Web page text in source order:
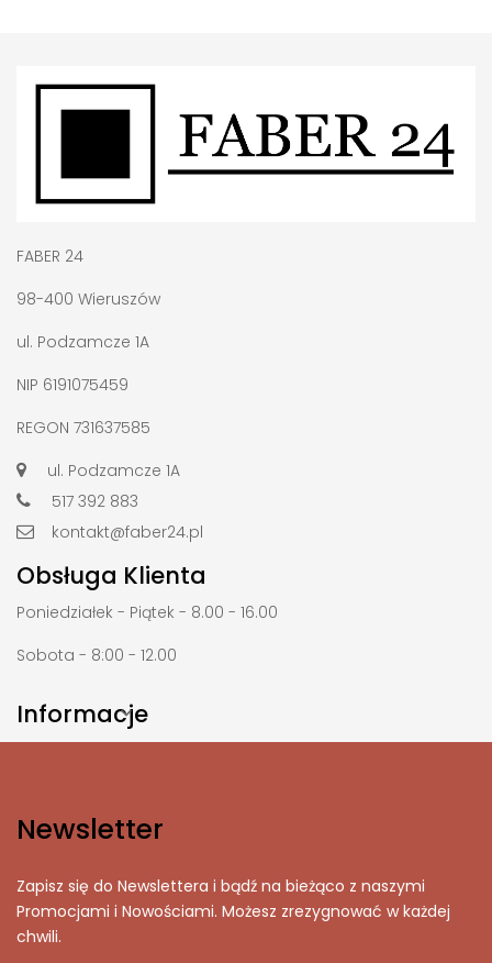
FABER 24
98-400 Wieruszów
ul. Podzamcze 1A
NIP 6191075459
REGON 731637585
ul. Podzamcze 1A
517 392 883
kontakt@faber24.pl
Obsługa Klienta
Poniedziałek - Piątek - 8.00 - 16.00
Sobota - 8:00 - 12.00
Informacje

Newsletter
Zapisz się do Newslettera i bądź na bieżąco z naszymi
Promocjami i Nowościami. Możesz zrezygnować w każdej
chwili.